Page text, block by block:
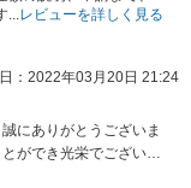
...レビューを詳しく見る
：2022年03月20日 21:24
にありがとうございま
ができ光栄でございま